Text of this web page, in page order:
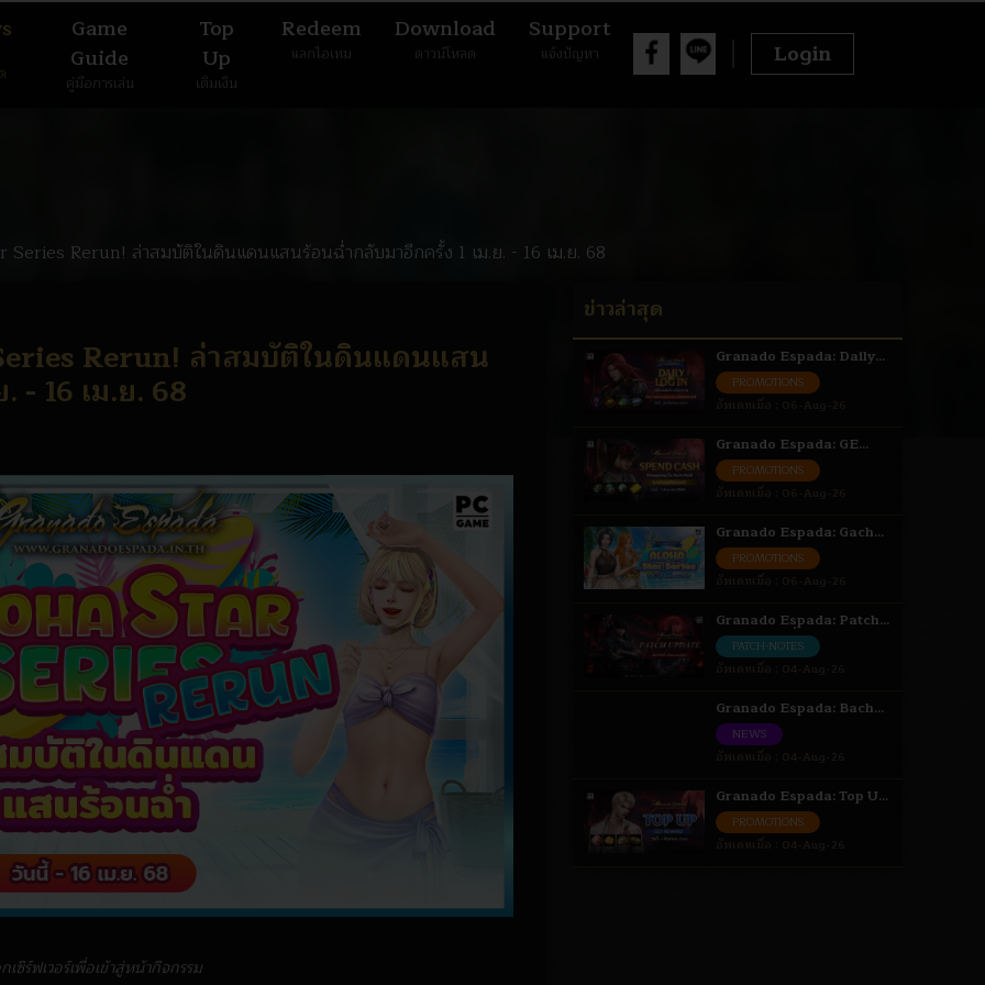
Game
Guide
คู่มือการเล่น
Top
Up
เติมเงิน
Redeem
แลกไอเทม
Download
ดาวน์โหลด
Support
แจ้งปัญหา Login
Series Rerun! ล่าสมบัติในดินแดนแสนร้อนฉ่ำกลับมาอีกครั้ง 1 เม.ย. - 16 เม.ย. 68
Rerun! ล่าสมบัติในดินแดนแสน
- 16 เม.ย. 68
เซิร์ฟเวอร์เพื่อเข้าสู่หน้ากิจกรรม
ข่าวล่าสุด
Granado Espada: Daily
Login รับไอเทมฟรี 6 - 31
ส.ค. 69
PROMOTIONS
Granado Espada: GE
Spend Cash ใช้จ่ายแลกรับ
ไอเทม 6 ส.ค. - 1 ก.ย. 69
PROMOTIONS
Granado Espada: Gacha
Aloha Star Series เติมเงิน
รับสิทธิ์สุ่มไอเทม 6 - 18 ส.ค.
PROMOTIONS
Granado Espada: Patch
Update วันที่ 4 สิงหาคม
2569 Highlight
PATCH-NOTES
Granado Espada: Bacha
Episode Event [ Bacha ] 4
- 18 ส.ค. 69
NEWS
Granado Espada: Top Up
Get Reward สะสมยอดรับ
ไอเทม 4 ส.ค. - 1 ก.ย. 69
PROMOTIONS